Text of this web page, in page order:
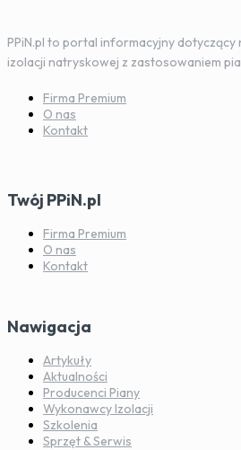
PPiN.pl to portal informacyjny
izolacji natryskowej z zastosowaniem
Firma Premium
O nas
Kontakt
Twój PPiN.pl
Firma Premium
O nas
Kontakt
Nawigacja
Artykuły
Aktualności
Producenci Piany
Wykonawcy Izolacji
Szkolenia
Sprzęt & Serwis